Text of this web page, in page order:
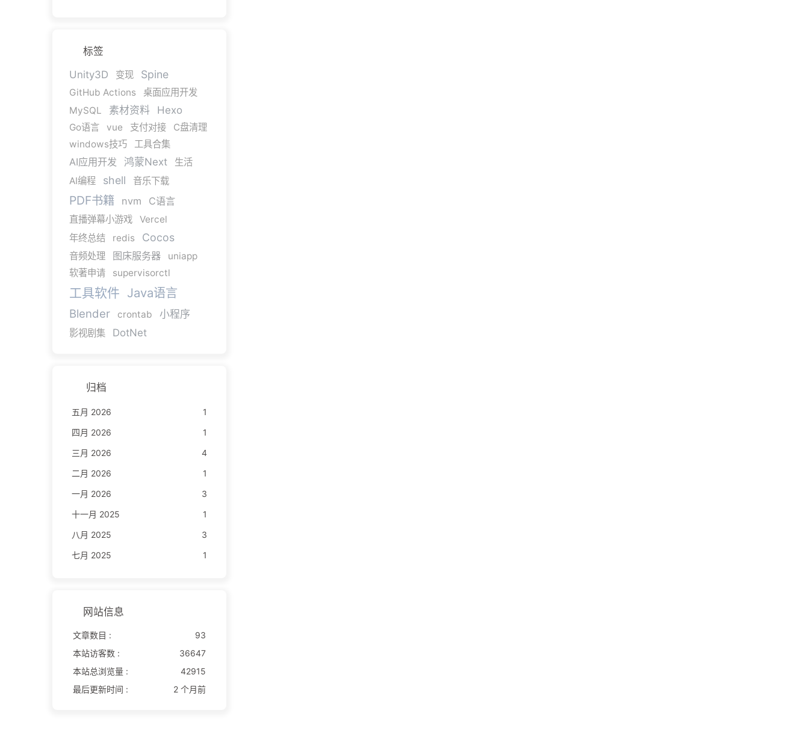
标签
Unity3D
变现 Spine
GitHub Actions
桌面应用开发
MySQL
素材资料 Hexo
Go语言 vue 支付对接
C盘清理
windows技巧
工具合集
AI应用开发 鸿蒙Next
生活
AI编程
shell 音乐下载
PDF书籍 nvm C语言
直播弹幕小游戏
Vercel
年终总结
redis Cocos
音频处理 图床服务器
uniapp
软著申请
supervisorctl
工具软件 Java语言
Blender crontab 小程序
影视剧集 DotNet
归档
五月 2026
1
四月 2026
1
三月 2026
4
二月 2026
1
一月 2026
3
十一月 2025
1
八月 2025
3
七月 2025
1
网站信息
文章数目 :
93
本站访客数 :
36647
本站总浏览量 :
42915
最后更新时间 :
2 个月前